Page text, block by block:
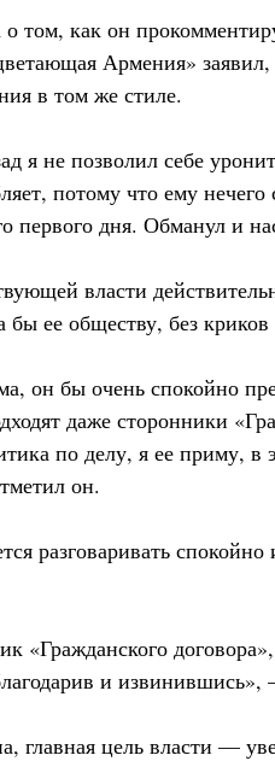
том, как он
Армения» заявил,
в том же стиле.
я не позволил себе
потому что ему нечего
первого дня. Обманул и
власти
бы ее обществу, без
он бы очень спокойно
даже сторонники
по делу, я ее приму, в
он.
разговаривать
«Гражданского
и
главная цель власти —